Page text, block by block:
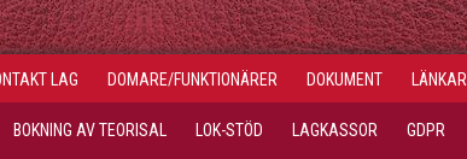
LAG DOMARE/FUNKTIONÄRER DOKUMENT LÄNKAR
BOKNING AV TEORISAL LOK-STÖD LAGKASSOR GDPR